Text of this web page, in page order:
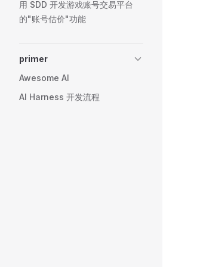
用 SDD 开发游戏账号交易平台
的"账号估价"功能
primer
Awesome AI
AI Harness 开发流程